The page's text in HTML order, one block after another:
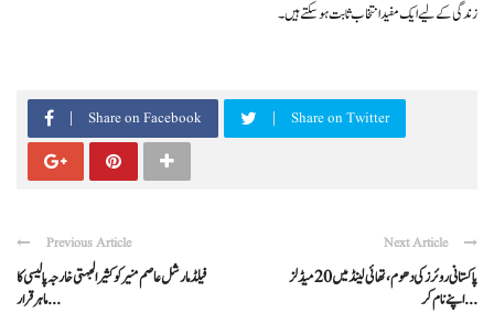
زندگی کے لیے ایک مفید انتخاب ثابت ہو سکتے ہیں۔
Share on Facebook Share on Twitter
Previous Article
فیلڈ مارشل عاصم منیر کو کثیر الجہتی خارجہ پالیسی کا
ماہر قرار ...
Next Article
پاکستانی روئرز کی دھوم، تھائی لینڈ میں 20 میڈلز
اپنے نام کر ...